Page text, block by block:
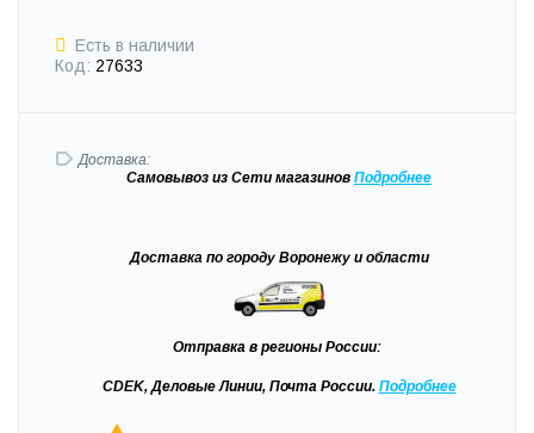
Есть в наличии
Код: 27633
Доставка:
Самовывоз из Сети магазинов Подробнее
Доставка по городу Воронежу и области
Отправка в регионы России:
CDEK, Деловые Линии, Почта России. Подробнее